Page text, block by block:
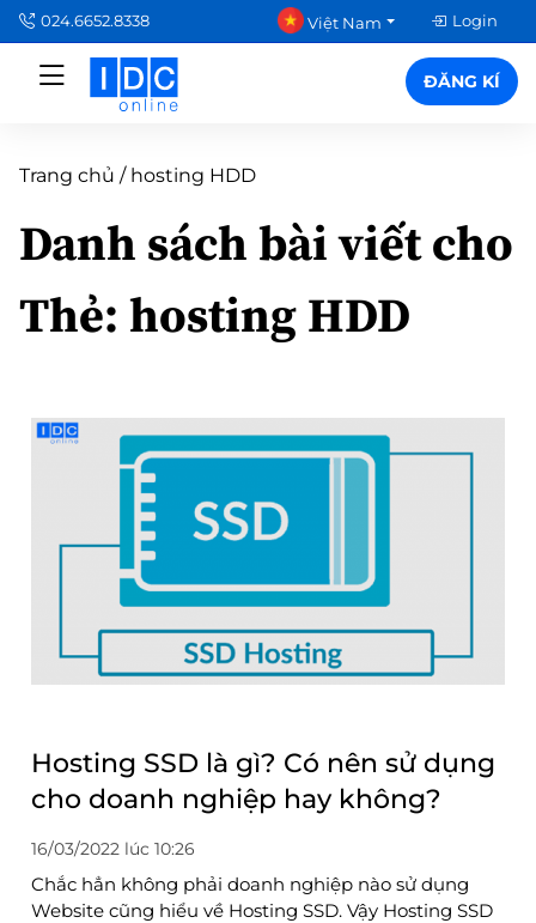
024.6652.8338 Việt Nam Login
ĐĂNG KÍ
Trang chủ / hosting HDD
Danh sách bài viết cho
Thẻ:hosting HDD
Hosting SSD là gì? Có nên sử dụng
cho doanh nghiệp hay không?
16/03/2022 lúc 10:26
Chắc hẳn không phải doanh nghiệp nào sử dụng
Website cũng hiểu về Hosting SSD. Vậy Hosting SSD